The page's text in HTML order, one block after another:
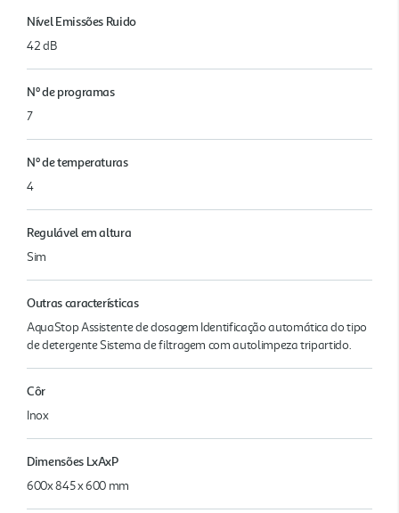
Nível Emissões Ruido
42 dB
Nº de programas
7
Nº de temperaturas
4
Regulável em altura
Sim
Outras características
AquaStop Assistente de dosagem Identificação automática do tipo
de detergente Sistema de filtragem com autolimpeza tripartido.
Côr
Inox
Dimensões LxAxP
600x 845 x 600 mm